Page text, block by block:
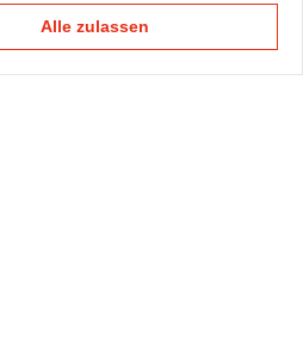
Alle zulassen